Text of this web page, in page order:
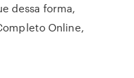
dessa forma,
Online,